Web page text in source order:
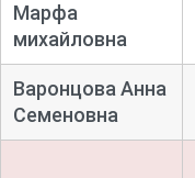
Марфа
михайловна
Варонцова Анна
Семеновна